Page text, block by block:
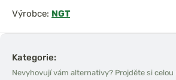
Výrobce: NGT
Kategorie:
Nevyhovují vám alternativy? Projděte si celou